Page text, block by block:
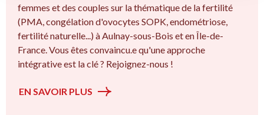
femmes et des couples sur la thématique de la fertilité
(PMA, congélation d'ovocytes SOPK, endométriose,
fertilité naturelle...) à Aulnay-sous-Bois et en Île-de-
France. Vous êtes convaincu.e qu'une approche
intégrative est la clé ? Rejoignez-nous !
EN SAVOIR PLUS